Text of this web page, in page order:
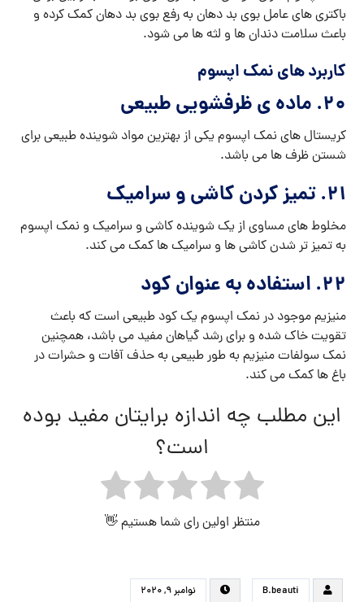
باکتری های عامل بوی بد دهان به رفع بوی بد دهان کمک کرده و
باعث سلامت دندان ها و لثه ها می شود.
کاربرد های نمک اپسوم
۲۰. ماده ی ظرفشویی طبیعی
کریستال های نمک اپسوم یکی از بهترین مواد شوینده طبیعی برای
شستن ظرف ها می باشد.
۲۱. تمیز کردن کاشی و سرامیک
مخلوط های مساوی از یک شوینده کاشی و سرامیک و نمک اپسوم
به تمیز تر شدن کاشی ها و سرامیک ها کمک می کند.
۲۲. استفاده به عنوان کود
منیزیم موجود در نمک اپسوم یک کود طبیعی است که باعث
تقویت خاک شده و برای رشد گیاهان مفید می باشد، همچنین
نمک سولفات منیزیم به طور طبیعی به حذف آفات و حشرات در
باغ ها کمک می کند.
این مطلب چه اندازه برایتان مفید بوده
است؟
منتظر اولین رای شما هستیم 👋
B.beauti نوامبر ۹, ۲۰۲۰